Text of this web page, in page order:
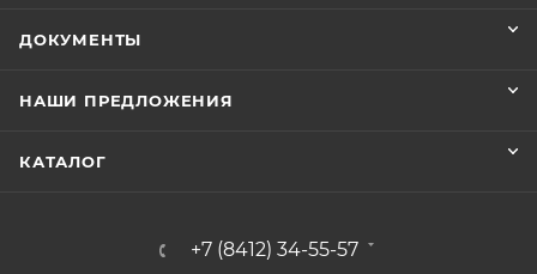
ДОКУМЕНТЫ
НАШИ ПРЕДЛОЖЕНИЯ
КАТАЛОГ
+7 (8412) 34-55-57